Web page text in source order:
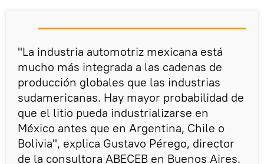
"La industria automotriz mexicana está
mucho más integrada a las cadenas de
producción globales que las industrias
sudamericanas. Hay mayor probabilidad de
que el litio pueda industrializarse en
México antes que en Argentina, Chile o
Bolivia", explica Gustavo Pérego, director
de la consultora ABECEB en Buenos Aires.